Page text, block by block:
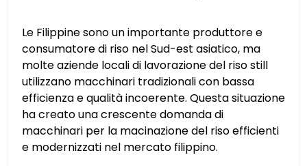
Le Filippine sono un importante produttore e
consumatore di riso nel Sud-est asiatico, ma
molte aziende locali di lavorazione del riso still
utilizzano macchinari tradizionali con bassa
efficienza e qualità incoerente. Questa situazione
ha creato una crescente domanda di
macchinari per la macinazione del riso efficienti
e modernizzati nel mercato filippino.